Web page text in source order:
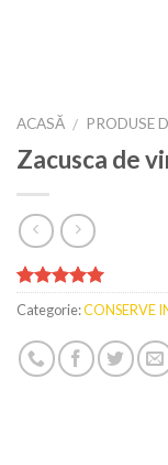
ACASĂ / PRODUSE
Zacusca de
Evaluat la
5.00din 5
pe baza a
2
evaluări de
la clienți
Categorie:CONSERVE